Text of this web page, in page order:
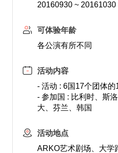
20160930 ~ 20161030
可体验年龄
各公演有所不同
活动内容
- 活动 : 6国17个团体的
- 参加国 : 比利时、斯
大、芬兰、韩国
活动地点
ARKO艺术剧场、大学